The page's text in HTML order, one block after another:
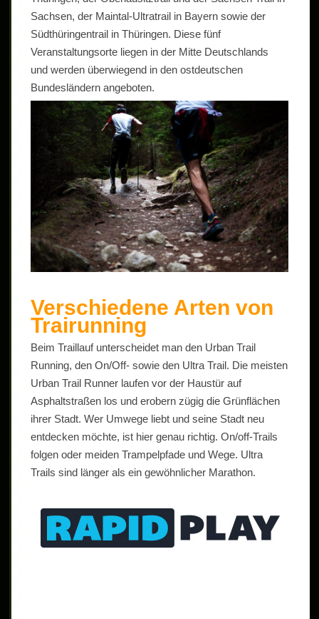
Sachsen, der Maintal-Ultratrail in Bayern sowie der
Südthüringentrail in Thüringen. Diese fünf
Veranstaltungsorte liegen in der Mitte Deutschlands
und werden überwiegend in den ostdeutschen
Bundesländern angeboten.
Verschiedene Arten von
Trairunning
Beim Traillauf unterscheidet man den Urban Trail
Running, den On/Off- sowie den Ultra Trail. Die meisten
Urban Trail Runner laufen vor der Haustür auf
Asphaltstraßen los und erobern zügig die Grünflächen
ihrer Stadt. Wer Umwege liebt und seine Stadt neu
entdecken möchte, ist hier genau richtig. On/off-Trails
folgen oder meiden Trampelpfade und Wege. Ultra
Trails sind länger als ein gewöhnlicher Marathon.